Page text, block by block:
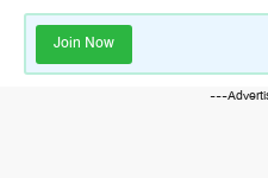
Join Now